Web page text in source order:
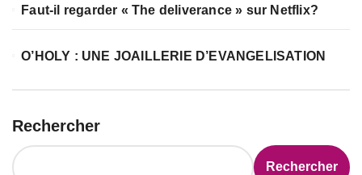
Faut-il regarder « The deliverance » sur Netflix?
O’HOLY : UNE JOAILLERIE D’EVANGELISATION
Rechercher
Rechercher